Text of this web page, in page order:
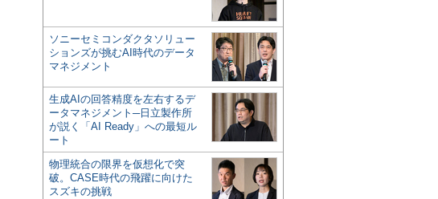
ソニーセミコンダクタソリュー
ションズが挑むAI時代のデータ
マネジメント
生成AIの回答精度を左右するデ
ータマネジメント─日立製作所
が説く「AI Ready」への最短ル
ート
物理統合の限界を仮想化で突
破。CASE時代の飛躍に向けた
スズキの挑戦